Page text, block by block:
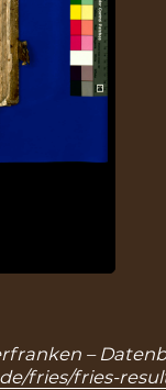
–
fries/fries-